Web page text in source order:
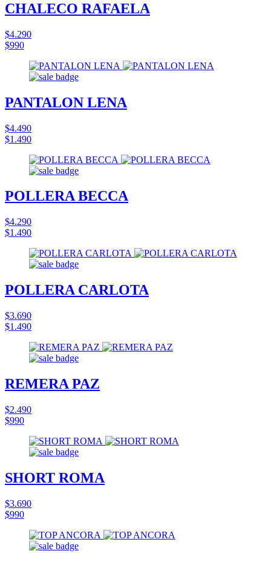
CHALECO RAFAELA
$4.290
$990
PANTALON LENA
$4.490
$1.490
POLLERA BECCA
$4.290
$1.490
POLLERA CARLOTA
$3.690
$1.490
REMERA PAZ
$2.490
$990
SHORT ROMA
$3.690
$990